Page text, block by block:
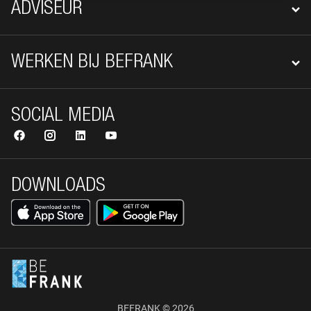
ADVISEUR
WERKEN BIJ BEFRANK
DOWNLOADS
SOCIAL MEDIA
BEFRANK © 2026